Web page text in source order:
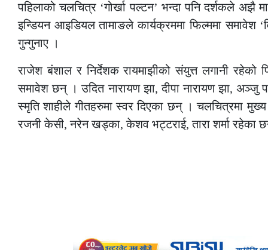
पहिलाको चलचित्र ‘गोर्खा पल्टन’ भन्दा पनि दर्शकले अझै
इन्डियन आइडियल तामाङले कार्यक्रममा फिल्ममा समावेश
गुन्गुनाए ।
राजेश बंशाल र निर्देशक रायमाझीको संयुत्त लगानी रहेको
समावेश छन् । उदित नारायण झा, दीपा नारायण झा, अञ्जु
स्मृति शाहीले गीतहरुमा स्वर दिएका छन् । चलचित्रमा
रजनी केसी, नरेन खड्का, केशव भट्टराई, तारा शर्मा रहेका